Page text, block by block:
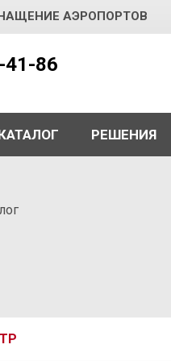
АЭРОПОРТОВ
41-86
РЕШЕНИЯ